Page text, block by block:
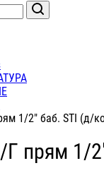
1/2" баб. STI (д/
прям 1/